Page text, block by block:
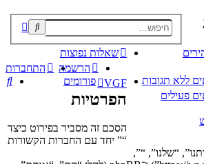
ללא תגובות
פעילים
שאלות נפוצות
התחברות
הרשמה
VGF
פורומים
הפרטיות
הסכם זה מסביר בפירוט כיצד
“” יחד עם החברות הקשורות
“שלנו”, “”,